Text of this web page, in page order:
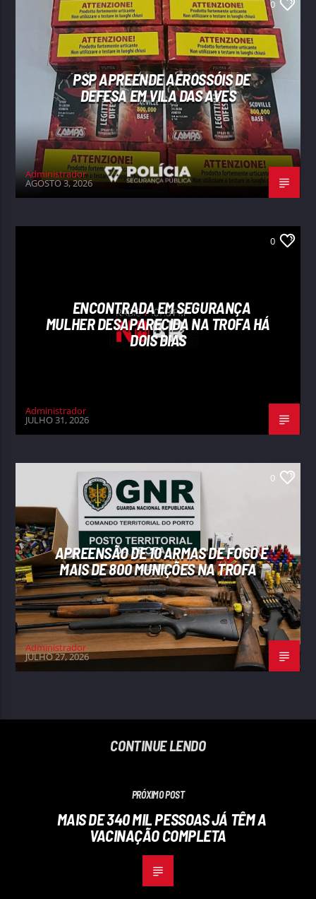
0
PSP APREENDE AEROSSÓIS DE
DEFESA EM VILA DAS AVES
Administrador
AGOSTO 3, 2026
0
ENCONTRADA EM SEGURANÇA
MULHER DESAPARECIDA NA TROFA HÁ
DOIS DIAS
Administrador
JULHO 31, 2026
0
APREENSÃO DE 10 ARMAS DE FOGO E
MAIS DE 800 MUNIÇÕES NA TROFA
Administrador
JULHO 27, 2026
CONTINUE LENDO
PRÓXIMO POST
MAIS DE 340 MIL PESSOAS JÁ TÊM A
VACINAÇÃO COMPLETA